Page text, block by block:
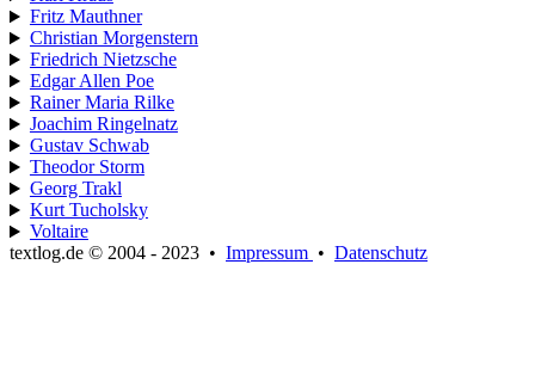
Fritz Mauthner
Christian Morgenstern
Friedrich Nietzsche
Edgar Allen Poe
Rainer Maria Rilke
Joachim Ringelnatz
Gustav Schwab
Theodor Storm
Georg Trakl
Kurt Tucholsky
Voltaire
textlog.de © 2004 - 2023 • Impressum • Datenschutz